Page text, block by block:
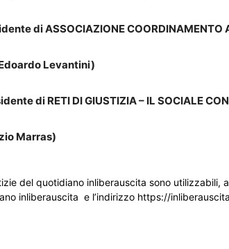
diASSOCIAZIONE COORDINAMENTO
Levantini)
di RETI DI GIUSTIZIA – IL SOCIALE
Marras)
del quotidiano inliberauscita sono utilizzabili,
inliberauscita e l’indirizzo https://